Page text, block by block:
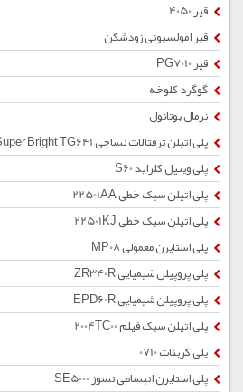
قیر 4050
قیر امولسیونی زودشکن
قیر PG7010
گوگرد کلوخه
نرمال بوتانول
پلی اتیلن ترفتالات نساجی Super Bright TG641
پلی وینیل کلراید S60
پلی اتیلن سبک خطی 22501AA
پلی اتیلن سبک خطی 22501KJ
پلی استایرن معمولی MP08
پلی پروپیلن شیمیایی ZR340R
پلی پروپیلن شیمیایی EPD60R
پلی اتیلن سبک فیلم 2004TC00
پلی کربنات 0710
پلی استایرن انبساطی نسوز SE5000